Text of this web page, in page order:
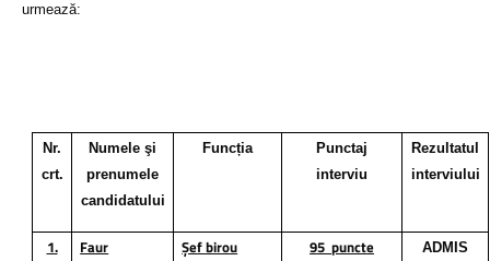
urmează:
Nr.
crt.
Numele şi
prenumele
candidatului
Funcția
Punctaj
interviu
Rezultatul
interviului
1.
Faur
Șef birou 95 puncte ADMIS